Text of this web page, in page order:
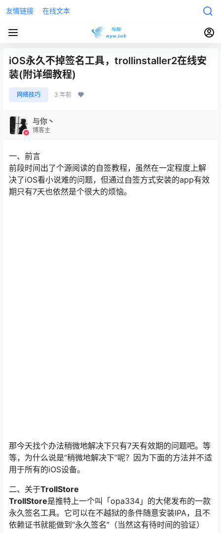
友情链接 在线文本
iOS永久不掉签名工具，trollinstaller2在线安
装(附详细教程)
网络技巧 3 年前
与你丶
博客主
一、前言
前段时间出了个源阅读的自签教程，虽然在一定程度上解
决了iOS看小说难的问题，但通过自签方式安装的app有效
期只有7天也依然是个很大的烦恼。
那今天找个办法稍微地解决下只有7天有效期的问题吧。等
等，为什么说是“稍微地解决下”呢？因为下面的方法并不适
用于所有的iOS设备。
二、关于TrollStore
TrollStore是推特上一个叫「opa334」的大佬发布的一款
永久签名工具。它可以在不越狱的条件随意安装IPA，且不
依赖证书就能做到“永久签名”（当然这有待时间的验证）